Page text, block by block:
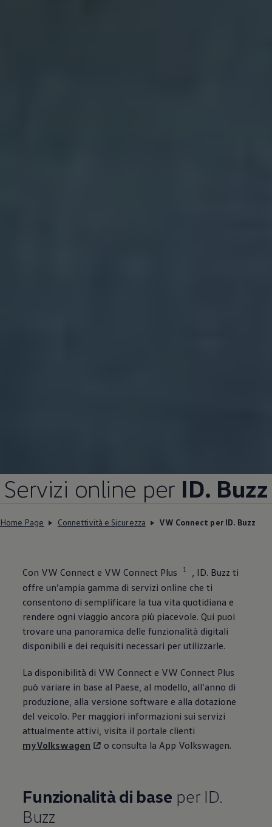
Servizi online per ID. Buzz
Home Page Connettività e Sicurezza VW Connect per ID. Buzz
Con VW Connect e VW Connect Plus 1
, ID. Buzz ti
offre un’ampia gamma di servizi online che ti
consentono di semplificare la tua vita quotidiana e
rendere ogni viaggio ancora più piacevole. Qui puoi
trovare una panoramica delle funzionalità digitali
disponibili e dei requisiti necessari per utilizzarle.
La disponibilità di VW Connect e VW Connect Plus
può variare in base al Paese, al modello, all’anno di
produzione, alla versione software e alla dotazione
del veicolo. Per maggiori informazioni sui servizi
attualmente attivi, visita il portale clienti
myVolkswagen
o consulta la App Volkswagen.
Funzionalità di base per ID.
Buzz